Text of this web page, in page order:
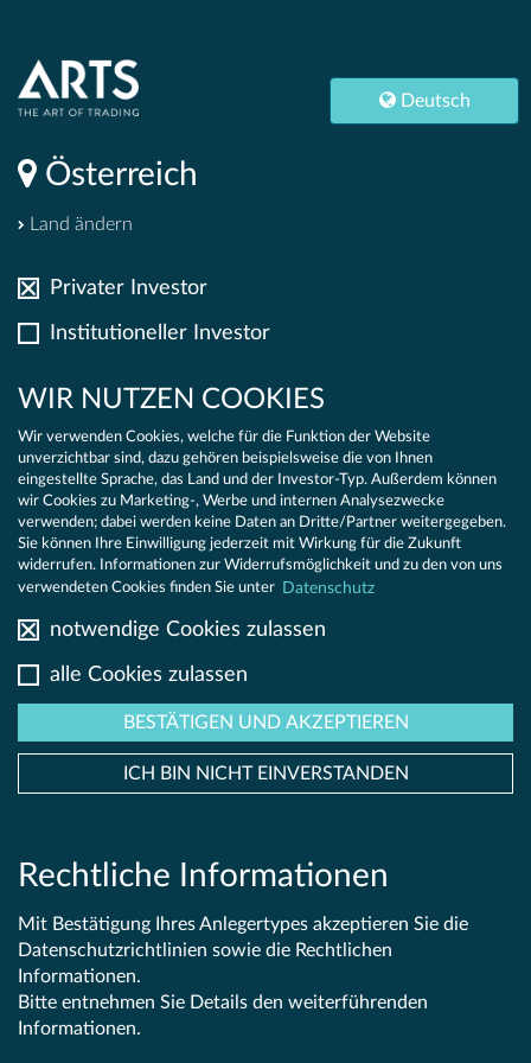
Deutsch | Österreich
REGISTRIEREN
Die Registrierung ist aktuell nur für
ARTS Asset
Deutsch
Österreich
Land ändern
Privater Investor
Institutioneller Investor
WIR NUTZEN COOKIES
Wir verwenden Cookies, welche für die Funktion der Website
unverzichtbar sind, dazu gehören beispielsweise die von Ihnen
eingestellte Sprache, das Land und der Investor-Typ. Außerdem können
wir Cookies zu Marketing-, Werbe und internen Analysezwecke
verwenden; dabei werden keine Daten an Dritte/Partner weitergegeben.
Sie können Ihre Einwilligung jederzeit mit Wirkung für die Zukunft
widerrufen. Informationen zur Widerrufsmöglichkeit und zu den von uns
verwendeten Cookies finden Sie unter
Datenschutz
notwendige Cookies zulassen
alle Cookies zulassen
BESTÄTIGEN UND AKZEPTIEREN
ICH BIN NICHT EINVERSTANDEN
Rechtliche Informationen
Mit Bestätigung Ihres Anlegertypes akzeptieren Sie die
Datenschutzrichtlinien sowie die Rechtlichen
Informationen.
Bitte entnehmen Sie Details den weiterführenden
Informationen.